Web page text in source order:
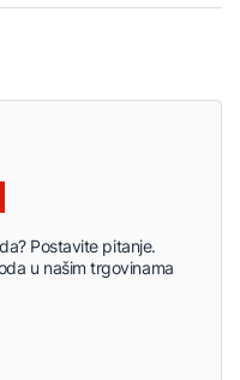
Postavite pitanje.
u našim trgovinama